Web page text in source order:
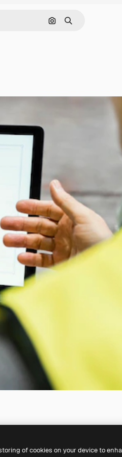
Cerca per immagine
Ricerca
of cookies on your device to